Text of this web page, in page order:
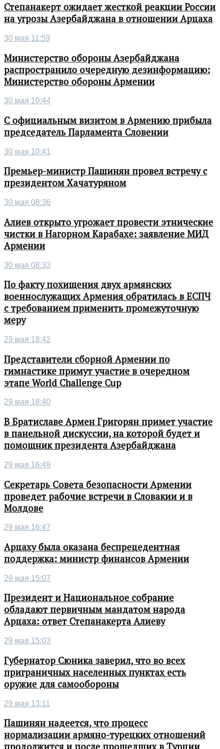
Степанакерт ожидает жесткой реакции России
на угрозы Азербайджана в отношении Арцаха
30 мая 11:59
Министерство обороны Азербайджана
распространило очередную дезинформацию:
Министерство обороны Армении
30 мая 10:44
С официальным визитом в Армению прибыла
председатель Парламента Словении
30 мая 10:41
Премьер-министр Пашинян провел встречу с
президентом Хачатуряном
30 мая 08:36
Алиев открыто угрожает провести этнические
чистки в Нагорном Карабахе: заявление МИД
Армении
30 мая 08:33
По факту похищения двух армянских
военнослужащих Армения обратилась в ЕСПЧ
с требованием применить промежуточную
меру
29 мая 18:42
Представители сборной Армении по
гимнастике примут участие в очередном
этапе World Challenge Cup
29 мая 18:40
В Братиславе Армен Григорян примет участие
в панельной дискуссии, на которой будет и
помощник президента Азербайджана
29 мая 16:49
Секретарь Совета безопасности Армении
проведет рабочие встречи в Словакии и в
Молдове
29 мая 16:47
Арцаху была оказана беспрецедентная
поддержка: министр финансов Армении
29 мая 15:07
Президент и Национальное собрание
обладают первичным мандатом народа
Арцаха: ответ Степанакерта Алиеву
29 мая 15:03
Губернатор Сюника заверил, что во всех
приграничных населенных пунктах есть
оружие для самообороны
29 мая 13:11
Пашинян надеется, что процесс
нормализации армяно-турецких отношений